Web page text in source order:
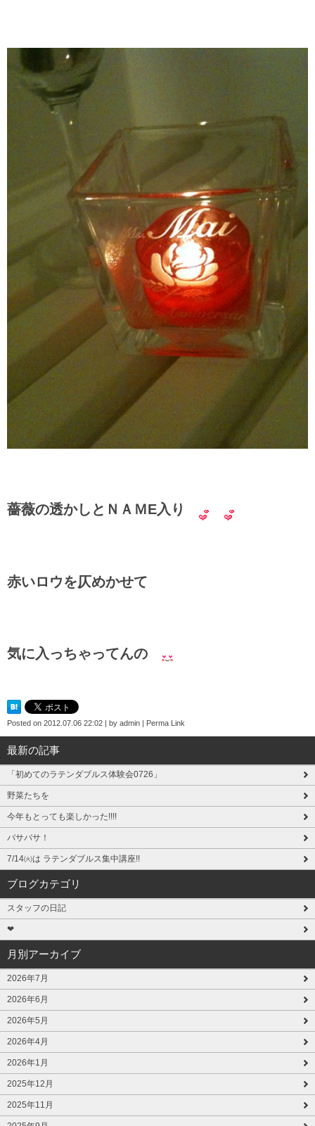
薔薇の透かしとＮＡＭE入り
赤いロウを仄めかせて
気に入っちゃってんの
Posted on 2012.07.06 22:02 | by admin | Perma Link
最新の記事
「初めてのラテンダブルス体験会0726」
野菜たちを
今年もとっても楽しかった!!!!
バサバサ！
7/14㈫は ラテンダブルス集中講座!!
ブログカテゴリ
スタッフの日記
❤
月別アーカイブ
2026年7月
2026年6月
2026年5月
2026年4月
2026年1月
2025年12月
2025年11月